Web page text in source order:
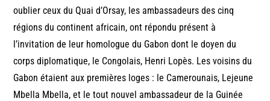
oublier ceux du Quai d’Orsay, les ambassadeurs des cinq
régions du continent africain, ont répondu présent à
l’invitation de leur homologue du Gabon dont le doyen du
corps diplomatique, le Congolais, Henri Lopès. Les voisins du
Gabon étaient aux premières loges : le Camerounais, Lejeune
Mbella Mbella, et le tout nouvel ambassadeur de la Guinée